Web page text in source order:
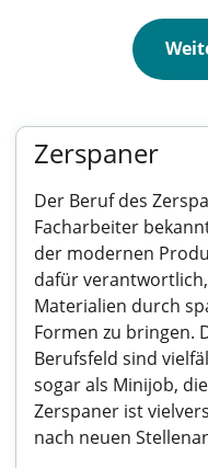
Zerspaner
Der Beruf des
Facharbeiter
der modernen
dafür
Materialien durch
Formen zu bringen.
Berufsfeld sind
sogar als Minijob,
Zerspaner ist
nach neuen